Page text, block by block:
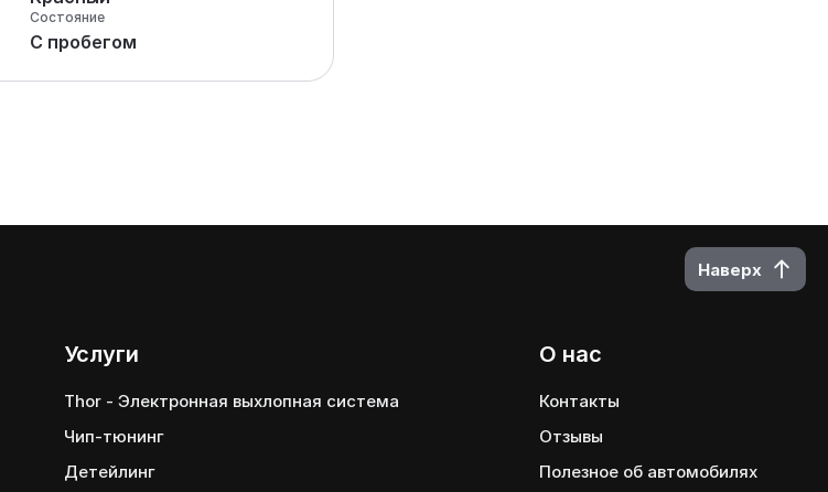
Состояние
С пробегом
Наверх
Услуги
Thor - Электронная выхлопная система
Чип-тюнинг
Детейлинг
О нас
Контакты
Отзывы
Полезное об автомобилях